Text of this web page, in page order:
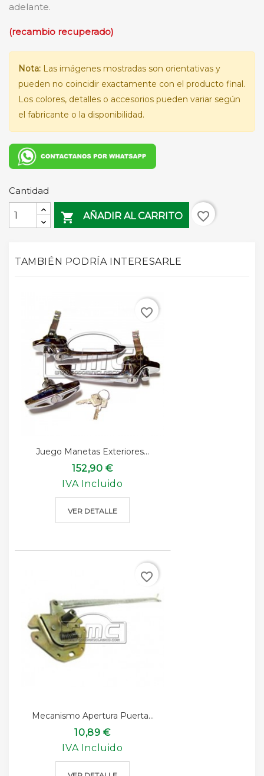
adelante.
(recambio recuperado)
Nota: Las imágenes mostradas son orientativas y
pueden no coincidir exactamente con el producto final.
Los colores, detalles o accesorios pueden variar según
el fabricante o la disponibilidad.
Cantidad
 AÑADIR AL CARRITO favorite_border
TAMBIÉN PODRÍA INTERESARLE
Juego Manetas Exteriores...
152,90 €
IVA Incluido
VER DETALLE
favorite_border
Mecanismo Apertura Puerta...
10,89 €
IVA Incluido
favorite_border